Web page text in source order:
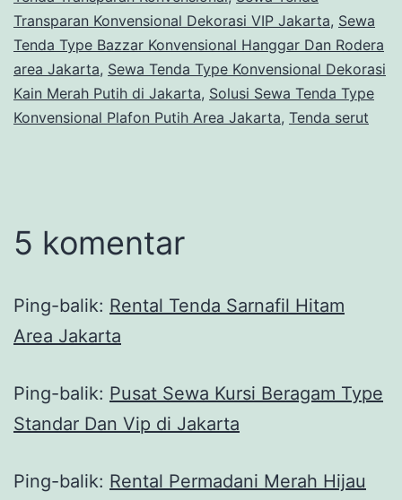
Transparan Konvensional Dekorasi VIP Jakarta, Sewa
Tenda Type Bazzar Konvensional Hanggar Dan Rodera
area Jakarta, Sewa Tenda Type Konvensional Dekorasi
Kain Merah Putih di Jakarta, Solusi Sewa Tenda Type
Konvensional Plafon Putih Area Jakarta, Tenda serut
5 komentar
Ping-balik: Rental Tenda Sarnafil Hitam
Area Jakarta
Ping-balik: Pusat Sewa Kursi Beragam Type
Standar Dan Vip di Jakarta
Ping-balik: Rental Permadani Merah Hijau